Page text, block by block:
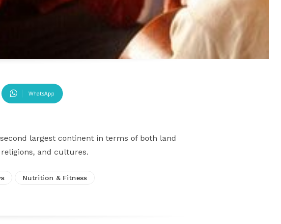
WhatsApp
largest continent in terms of both land
and cultures.
Nutrition & Fitness